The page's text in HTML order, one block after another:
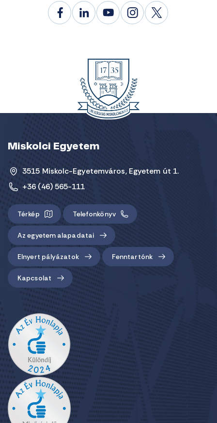
Miskolci Egyetem
3515 Miskolc-Egyetemváros, Egyetem út 1.
+36 (46) 565-111
Térkép Telefonkönyv
Az egyetem alapadatai
Elnyert pályázatok Fenntartónk
Kapcsolat